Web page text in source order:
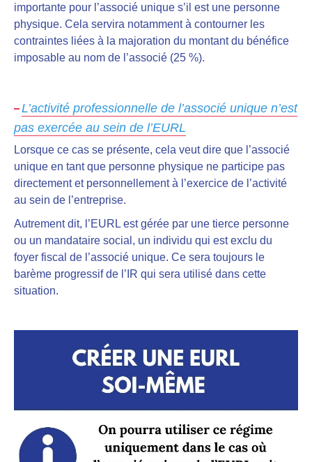
importante pour l’associé unique s’il est une personne
physique. Cela servira notamment à contourner les
contraintes liées à la majoration du montant du bénéfice
imposable au nom de l’associé (25 %).
L’activité professionnelle de l’associé unique n’est
pas exercée au sein de l’EURL
Lorsque ce cas se présente, cela veut dire que l’associé
unique en tant que personne physique ne participe pas
directement et personnellement à l’exercice de l’activité
au sein de l’entreprise.
Autrement dit, l’EURL est gérée par une tierce personne
ou un mandataire social , un individu qui est exclu du
foyer fiscal de l’associé unique. Ce sera toujours le
barème progressif de l’IR qui sera utilisé dans cette
situation.